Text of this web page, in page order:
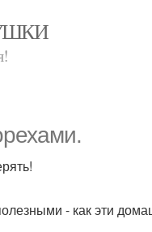
- как эти